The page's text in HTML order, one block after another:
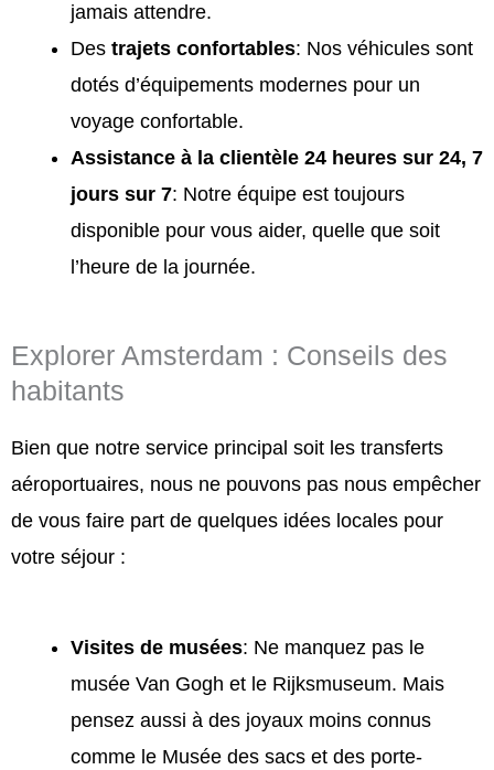
jamais attendre.
Des trajets confortables: Nos véhicules sont
dotés d’équipements modernes pour un
voyage confortable.
Assistance à la clientèle 24 heures sur 24, 7
jours sur 7: Notre équipe est toujours
disponible pour vous aider, quelle que soit
l’heure de la journée.
Explorer Amsterdam : Conseils des
habitants
Bien que notre service principal soit les transferts
aéroportuaires, nous ne pouvons pas nous empêcher
de vous faire part de quelques idées locales pour
votre séjour :
Visites de musées: Ne manquez pas le
musée Van Gogh et le Rijksmuseum. Mais
pensez aussi à des joyaux moins connus
comme le Musée des sacs et des porte-